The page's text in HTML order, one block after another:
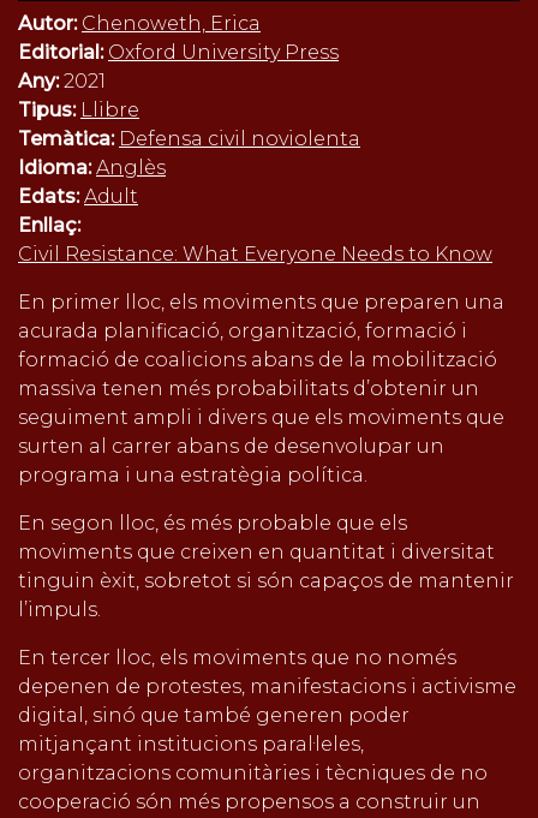
Autor: Chenoweth, Erica
Editorial: Oxford University Press
Any:2021
Tipus: Llibre
Temàtica: Defensa civil noviolenta
Idioma:Anglès
Edats:Adult
Enllaç:
Civil Resistance: What Everyone Needs to Know
En primer lloc, els moviments que preparen una
acurada planificació, organització, formació i
formació de coalicions abans de la mobilització
massiva tenen més probabilitats d’obtenir un
seguiment ampli i divers que els moviments que
surten al carrer abans de desenvolupar un
programa i una estratègia política.
En segon lloc, és més probable que els
moviments que creixen en quantitat i diversitat
tinguin èxit, sobretot si són capaços de mantenir
l’impuls.
En tercer lloc, els moviments que no només
depenen de protestes, manifestacions i activisme
digital, sinó que també generen poder
mitjançant institucions paral·leles,
organitzacions comunitàries i tècniques de no
cooperació són més propensos a construir un